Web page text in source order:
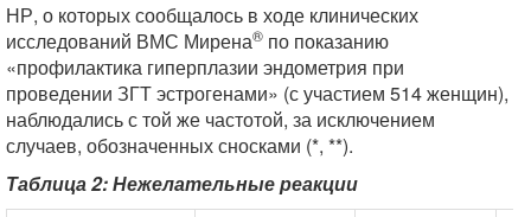
НР, о которых сообщалось в ходе клинических
исследований ВМС Мирена® по показанию
«профилактика гиперплазии эндометрия при
проведении ЗГТ эстрогенами» (с участием 514 женщин),
наблюдались с той же частотой, за исключением
случаев, обозначенных сносками (*, **).
Таблица 2: Нежелательные реакции